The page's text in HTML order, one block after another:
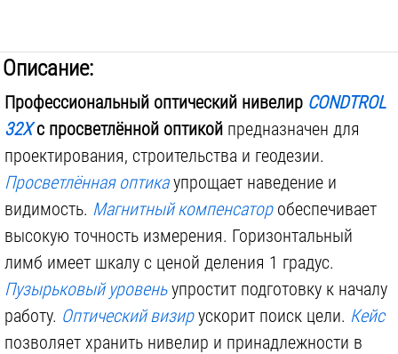
Описание:
Профессиональный оптический нивелир CONDTROL
32Xс просветлённой оптикой предназначен для
проектирования, строительства и геодезии.
Просветлённая оптикаупрощает наведение и
видимость. Магнитный компенсаторобеспечивает
высокую точность измерения. Горизонтальный
лимб имеет шкалу с ценой деления 1 градус.
Пузырьковый уровеньупростит подготовку к началу
работу. Оптический визирускорит поиск цели. Кейс
позволяет хранить нивелир и принадлежности в